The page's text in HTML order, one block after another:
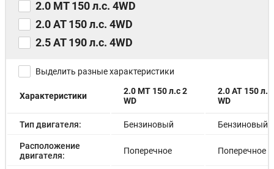
2.0 MT 150 л.с. 4WD
2.0 AT 150 л.с. 4WD
2.5 AT 190 л.с. 4WD
Выделить разные характеристики
Характеристики
2.0 MT 150 л.с 2
WD
2.0 AT 150
WD
Тип двигателя: Бензиновый Бензиновый
Расположение
двигателя:
Поперечное Поперечное